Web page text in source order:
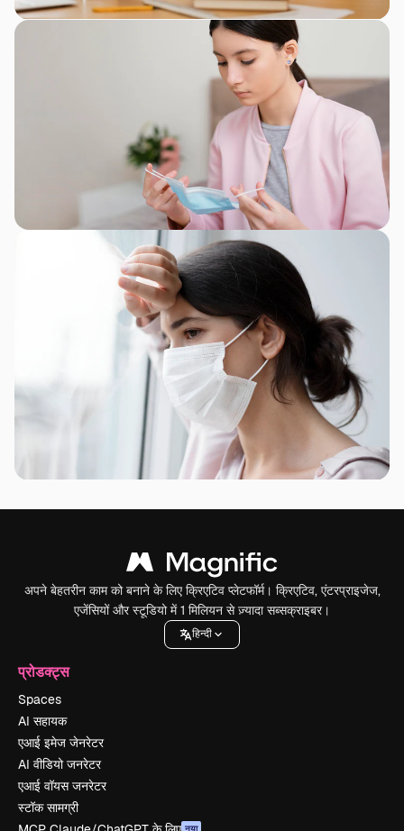
अपने बेहतरीन काम को बनाने के लिए क्रिएटिव प्लेटफॉर्म। क्रिएटिव, एंटरप्राइजेज,
एजेंसियों और स्टूडियो में 1 मिलियन से ज़्यादा सब्सक्राइबर।
हिन्दी
प्रोडक्ट्स
Spaces
AI सहायक
एआई इमेज जेनरेटर
AI वीडियो जनरेटर
एआई वॉयस जनरेटर
स्टॉक सामग्री
नया